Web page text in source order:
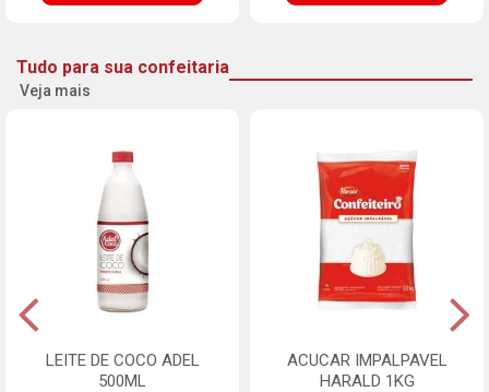
Tudo para sua confeitaria
Veja mais
LEITE DE COCO ADEL
500ML
ACUCAR IMPALPAVEL
HARALD 1KG